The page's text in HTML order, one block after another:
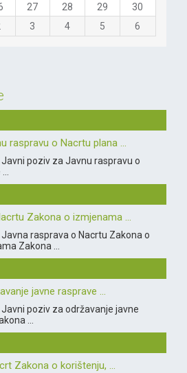
27 28 29
30
3 4 5 6
raspravu o Nacrtu plana ...
poziv za Javnu raspravu o
Zakona o izmjenama ...
rasprava o Nacrtu Zakona o
Zakona ...
javne rasprave ...
poziv za održavanje javne
...
Zakona o korištenju, ...